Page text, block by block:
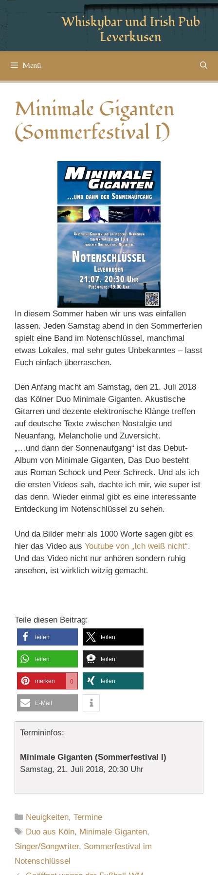
Whiskybar und Irish Pub
Leverkusen
Menü
Minimale Giganten
(Sommerfestival I)
In diesem Sommer haben wir uns was einfallen
lassen. Jeden Samstag abend in den Sommerferien
spielt eine Band im Notenschlüssel, manchmal
etwas Lokales, mal sehr gutes Unbekanntes – lasst
Euch einfach überraschen.
Den Anfang macht am Samstag, den 21. Juli 2018
das Kölner Duo Minimale Giganten. Akustische
Gitarren und dezente elektronische Klänge treffen
auf deutsche Texte zwischen Nostalgie und
Neuanfang, Melancholie und Zuversicht.
„…und dann der Sonnenaufgang“ ist das Debut-
Album von Minimale Giganten, Das Duo besteht
aus Roman Schock und Peer Schreck. Und als ich
die ersten Videos sah, dachte ich mir, wie super ist
das denn. Wieder einmal gibt es eine interessante
Entdeckung im Notenschlüssel zu sehen.
Und da Bilder mehr als 1000 Worte sagen gibt es
hier das Video aus Youtube von „Ich weiß nicht“.
Und das Video nicht nur anhören sondern ruhig
ansehen, ist wirklich witzig gemacht.
Teile diesen Beitrag:
teilen teilen
teilen teilen
merken 0 teilen
E-Mail
Termininfos:
Minimale Giganten (Sommerfestival I)
Samstag, 21. Juli 2018, 20:30 Uhr
Kategorien
Neuigkeiten,Termine
Schlagwörter
Duo aus Köln, Minimale Giganten,
Singer/Songwriter, Sommerfestival im
Notenschlüssel